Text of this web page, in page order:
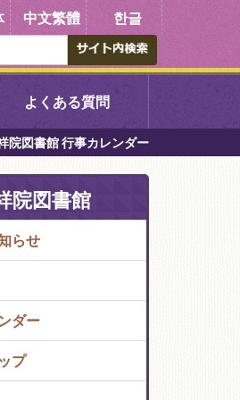
中文繁體 한글
央図書館
書館
図書館
書館
ニティプラザ深草
よくある質問
院図書館 行事カレンダー
院図書館
らせ
ダー
プ